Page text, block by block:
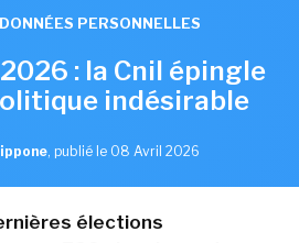
DONNÉES PERSONNELLES
: la Cnil épingle
indésirable
, publié le 08 Avril 2026
élections